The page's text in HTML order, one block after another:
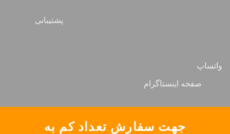
پشتیبانی
واتساپ
صفحه اینستاگرام
جهت سفارش تعداد کم به